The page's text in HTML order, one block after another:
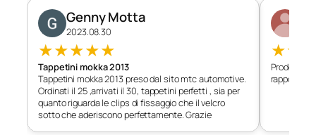
Genny Motta
2023.08.30
★★★★★
Tappetini mokka 2013
Tappetini mokka 2013 preso dal sito mtc automotive.
Ordinati il 25 ,arrivati il 30, tappetini perfetti , sia per
quanto riguarda le clips di fissaggio che il velcro
sotto che aderiscono perfettamente. Grazie
★★
Prodotto
rapporto